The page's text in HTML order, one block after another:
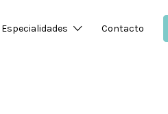
Especialidades Contacto